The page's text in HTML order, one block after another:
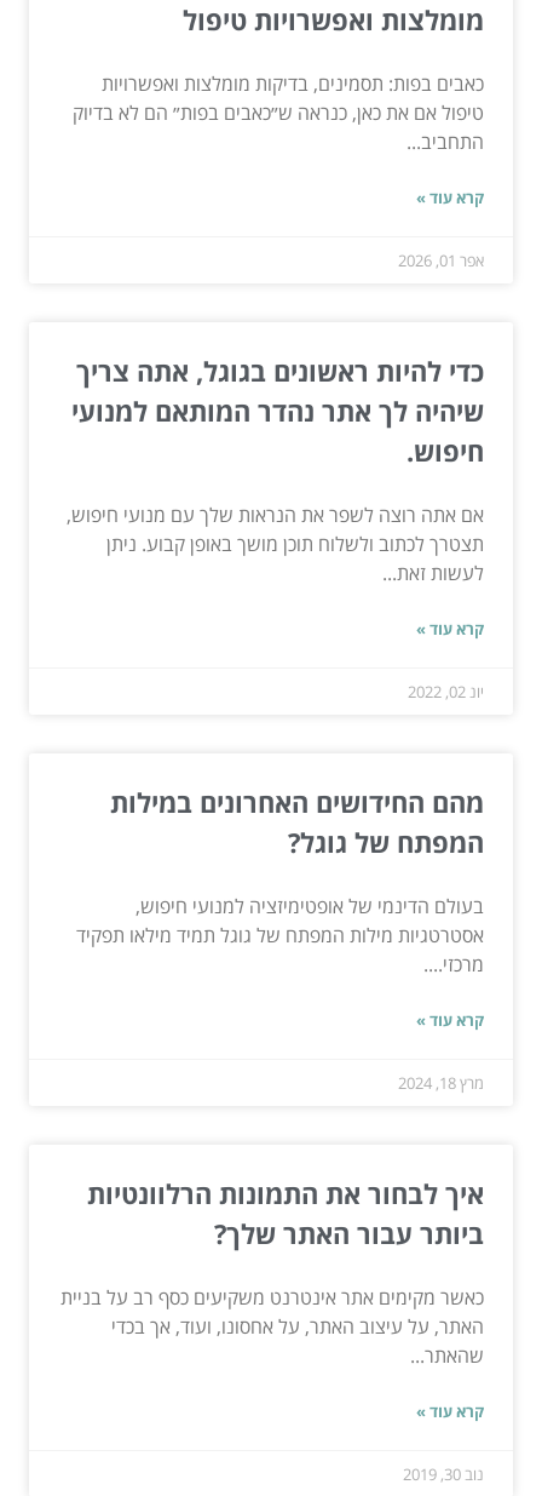
מומלצות ואפשרויות טיפול
כאבים בפות: תסמינים, בדיקות מומלצות ואפשרויות
טיפול אם את כאן, כנראה ש״כאבים בפות״ הם לא בדיוק
התחביב...
קרא עוד »
אפר 01, 2026
כדי להיות ראשונים בגוגל, אתה צריך
שיהיה לך אתר נהדר המותאם למנועי
חיפוש.
אם אתה רוצה לשפר את הנראות שלך עם מנועי חיפוש,
תצטרך לכתוב ולשלוח תוכן מושך באופן קבוע. ניתן
לעשות זאת...
קרא עוד »
יונ 02, 2022
מהם החידושים האחרונים במילות
המפתח של גוגל?
בעולם הדינמי של אופטימיזציה למנועי חיפוש,
אסטרטגיות מילות המפתח של גוגל תמיד מילאו תפקיד
מרכזי....
קרא עוד »
מרץ 18, 2024
איך לבחור את התמונות הרלוונטיות
ביותר עבור האתר שלך?
כאשר מקימים אתר אינטרנט משקיעים כסף רב על בניית
האתר, על עיצוב האתר, על אחסונו, ועוד, אך בכדי
שהאתר...
קרא עוד »
נוב 30, 2019